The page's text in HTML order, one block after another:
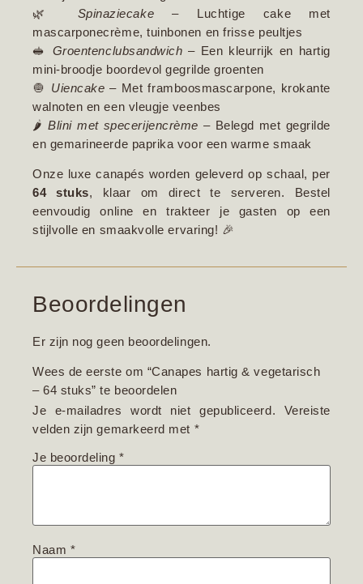
🌿 Spinaziecake – Luchtige cake met
mascarponecrème, tuinbonen en frisse peultjes
🥪 Groentenclubsandwich – Een kleurrijk en hartig
mini-broodje boordevol gegrilde groenten
🧅 Uiencake – Met framboosmascarpone, krokante
walnoten en een vleugje veenbes
🌶️Blini met specerijencrème – Belegd met gegrilde
en gemarineerde paprika voor een warme smaak
Onze luxe canapés worden geleverd op schaal, per
64 stuks, klaar om direct te serveren. Bestel
eenvoudig online en trakteer je gasten op een
stijlvolle en smaakvolle ervaring! 🎉
Beoordelingen
Er zijn nog geen beoordelingen.
Wees de eerste om “Canapes hartig & vegetarisch
– 64 stuks” te beoordelen
Je e-mailadres wordt niet gepubliceerd.
Vereiste
velden zijn gemarkeerd met *
Je beoordeling*
Naam *